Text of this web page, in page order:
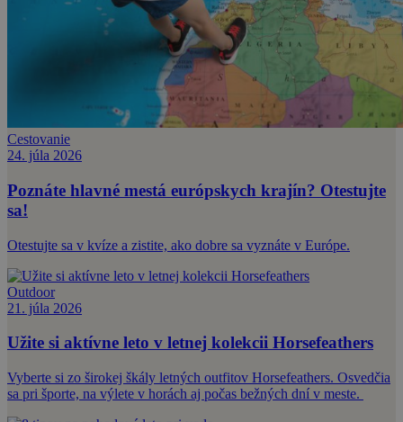
Cestovanie
24. júla 2026
Poznáte hlavné mestá európskych krajín? Otestujte
sa!
Otestujte sa v kvíze a zistite, ako dobre sa vyznáte v Európe.
Outdoor
21. júla 2026
Užite si aktívne leto v letnej kolekcii Horsefeathers
Vyberte si zo širokej škály letných outfitov Horsefeathers. Osvedčia
sa pri športe, na výlete v horách aj počas bežných dní v meste.